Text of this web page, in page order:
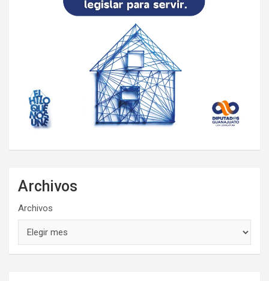
Archivos
Archivos